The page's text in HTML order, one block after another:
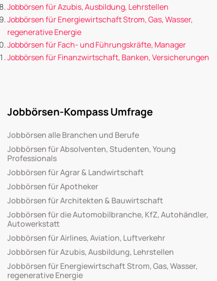
Jobbörsen für Azubis, Ausbildung, Lehrstellen
Jobbörsen für Energiewirtschaft Strom, Gas, Wasser,
regenerative Energie
Jobbörsen für Fach- und Führungskräfte, Manager
Jobbörsen für Finanzwirtschaft, Banken, Versicherungen
Jobbörsen-Kompass Umfrage
Jobbörsen alle Branchen und Berufe
Jobbörsen für Absolventen, Studenten, Young
Professionals
Jobbörsen für Agrar & Landwirtschaft
Jobbörsen für Apotheker
Jobbörsen für Architekten & Bauwirtschaft
Jobbörsen für die Automobilbranche, KfZ, Autohändler,
Autowerkstatt
Jobbörsen für Airlines, Aviation, Luftverkehr
Jobbörsen für Azubis, Ausbildung, Lehrstellen
Jobbörsen für Energiewirtschaft Strom, Gas, Wasser,
regenerative Energie